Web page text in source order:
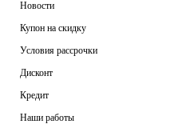
Новости
Купон на скидку
Условия рассрочки
Дисконт
Кредит
Наши работы